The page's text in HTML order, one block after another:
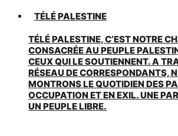
TÉLÉ PALESTINE
TÉLÉ PALESTINE, C’EST NOTRE
CONSACRÉE AU PEUPLE
CEUX QUI LE SOUTIENNENT. A
RÉSEAU DE CORRESPONDANTS,
MONTRONS LE QUOTIDIEN DES
OCCUPATION ET EN EXIL. UNE
UN PEUPLE LIBRE.